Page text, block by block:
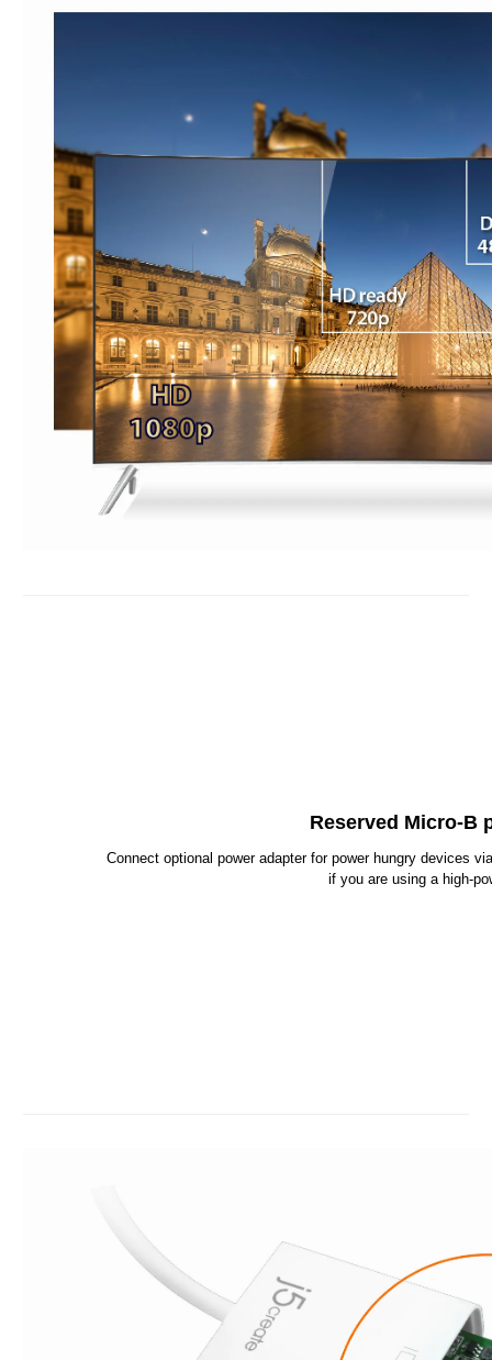
Reserved Micro-B
Connect optional power adapter for power hungry devices
if you are using a high-